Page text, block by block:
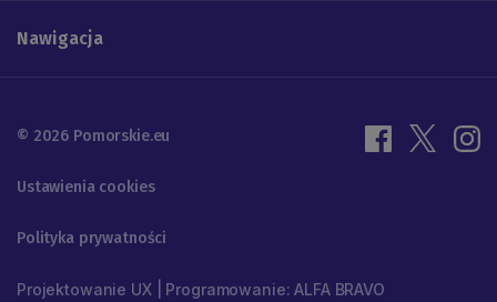
Nawigacja
© 2026 Pomorskie.eu
Ustawienia cookies
Polityka prywatności
Projektowanie UX | Programowanie: ALFA BRAVO